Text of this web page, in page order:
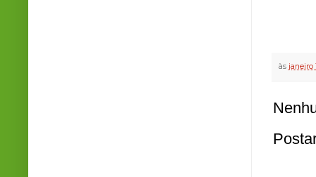
às janeiro